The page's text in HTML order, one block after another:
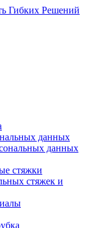
данных
данных
стяжки
стяжек и